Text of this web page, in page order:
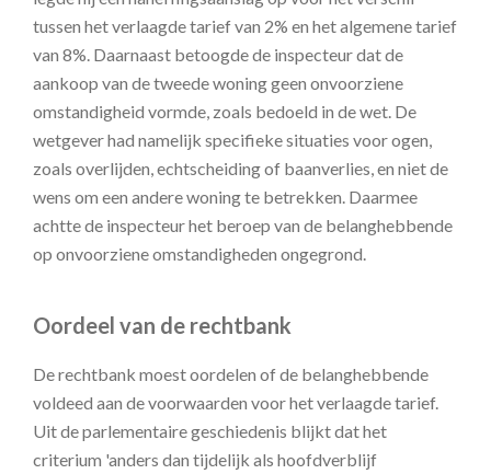
tussen het verlaagde tarief van 2% en het algemene tarief
van 8%. Daarnaast betoogde de inspecteur dat de
aankoop van de tweede woning geen onvoorziene
omstandigheid vormde, zoals bedoeld in de wet. De
wetgever had namelijk specifieke situaties voor ogen,
zoals overlijden, echtscheiding of baanverlies, en niet de
wens om een andere woning te betrekken. Daarmee
achtte de inspecteur het beroep van de belanghebbende
op onvoorziene omstandigheden ongegrond.
Oordeel van de rechtbank
De rechtbank moest oordelen of de belanghebbende
voldeed aan de voorwaarden voor het verlaagde tarief.
Uit de parlementaire geschiedenis blijkt dat het
criterium 'anders dan tijdelijk als hoofdverblijf